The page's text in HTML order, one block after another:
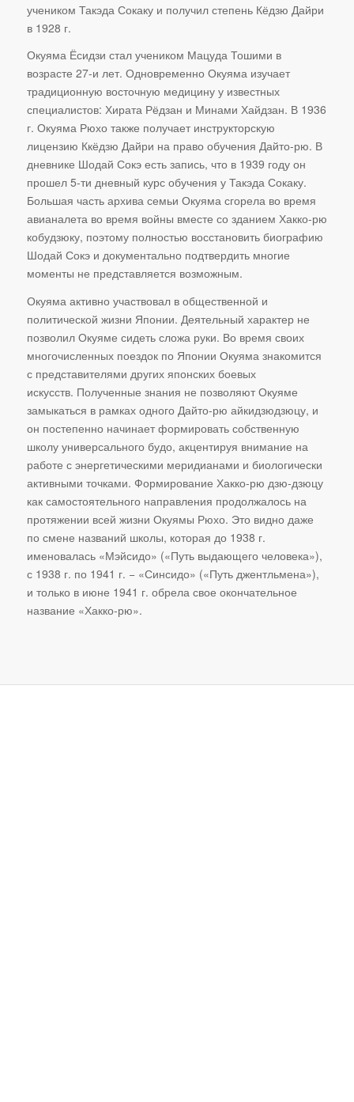
учеником Такэда Сокаку и получил степень Кёдзю Дайри
в 1928 г.
Окуяма Ёсидзи стал учеником Мацуда Тошими в
возрасте 27-и лет. Одновременно Окуяма изучает
традиционную восточную медицину у известных
специалистов: Хирата Рёдзан и Минами Хайдзан. В 1936
г. Окуяма Рюхо также получает инструкторскую
лицензию Ккёдзю Дайри на право обучения Дайто-рю. В
дневнике Шодай Сокэ есть запись, что в 1939 году он
прошел 5-ти дневный курс обучения у Такэда Сокаку.
Большая часть архива семьи Окуяма сгорела во время
авианалета во время войны вместе со зданием Хакко-рю
кобудзюку, поэтому полностью восстановить биографию
Шодай Сокэ и документально подтвердить многие
моменты не представляется возможным.
Окуяма активно участвовал в общественной и
политической жизни Японии. Деятельный характер не
позволил Окуяме сидеть сложа руки. Во время своих
многочисленных поездок по Японии Окуяма знакомится
с представителями других японских боевых
искусств. Полученные знания не позволяют Окуяме
замыкаться в рамках одного Дайто-рю айкидзюдзюцу, и
он постепенно начинает формировать собственную
школу универсального будо, акцентируя внимание на
работе с энергетическими меридианами и биологически
активными точками. Формирование Хакко-рю дзю-дзюцу
как самостоятельного направления продолжалось на
протяжении всей жизни Окуямы Рюхо. Это видно даже
по смене названий школы, которая до 1938 г.
именовалась «Мэйсидо» («Путь выдающего человека»),
с 1938 г. по 1941 г. − «Синсидо» («Путь джентльмена»),
и только в июне 1941 г. обрела свое окончательное
название «Хакко-рю».